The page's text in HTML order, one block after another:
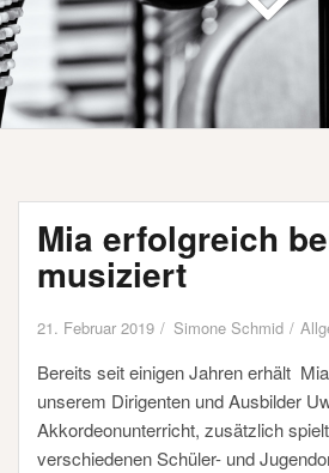
Mia erfolgreich
musiziert
21. Februar 2019 Simone Schmid
Bereits seit einigen Jahren erhält
unserem Dirigenten und Ausbilder
Akkordeonunterricht, zusätzlich
verschiedenen Schüler- und